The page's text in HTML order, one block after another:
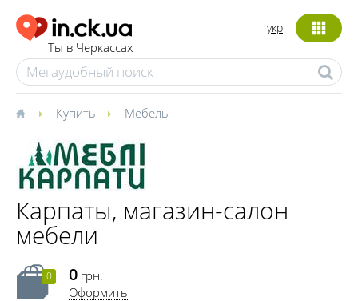
Ты в Черкассах
укр
Купить Мебель
Карпаты, магазин-салон
мебели
0 0 грн.
Оформить